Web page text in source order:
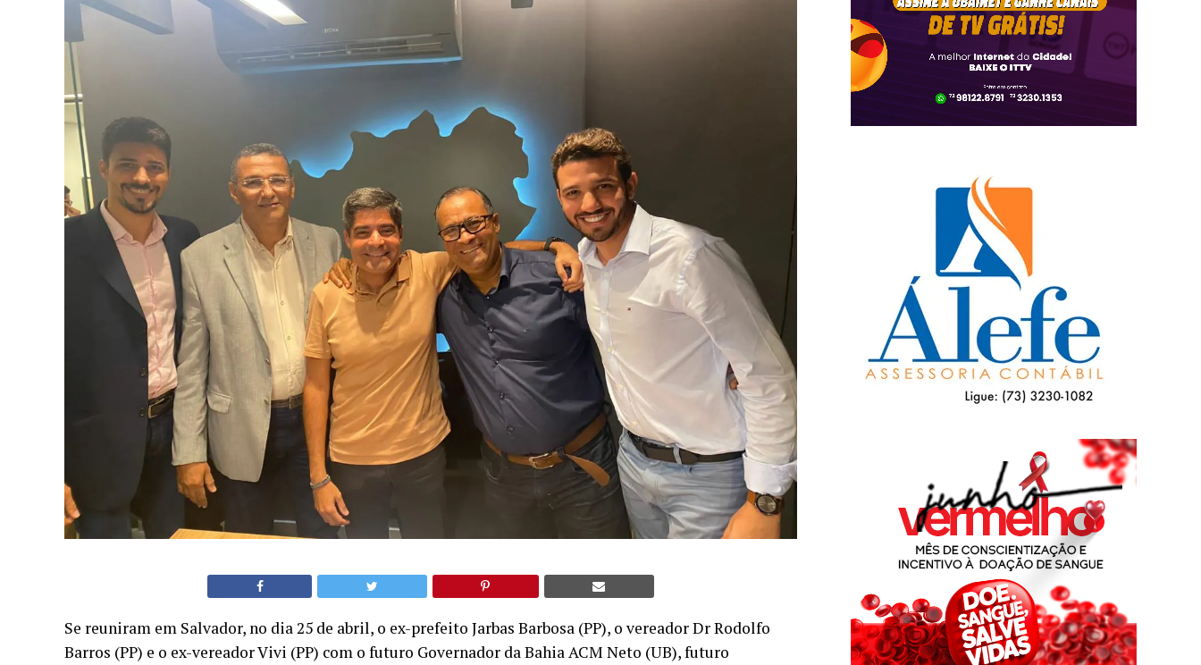
Se reuniram em Salvador, no dia 25 de abril, o ex-prefeito Jarbas Barbosa (PP), o vereador Dr Rodolfo
Barros (PP) e o ex-vereador Vivi (PP) com o futuro Governador da Bahia ACM Neto (UB), futuro